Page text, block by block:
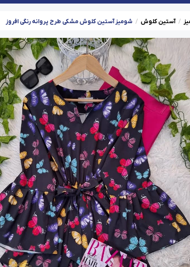
آستین کلوش شومیز آستین کلوش مشکی طرح پروانه رنگی افروز